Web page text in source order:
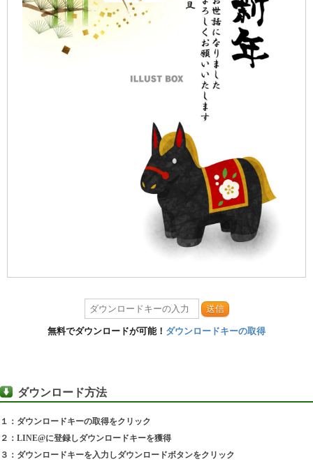
送信
無料でダウンロードが可能！ ダウンロードキーの取得
ダウンロード方法
１：ダウンロードキーの取得をクリック
２：LINE@に登録しダウンロードキーを獲得
３：ダウンロードキーを入力しダウンロードボタンをクリック